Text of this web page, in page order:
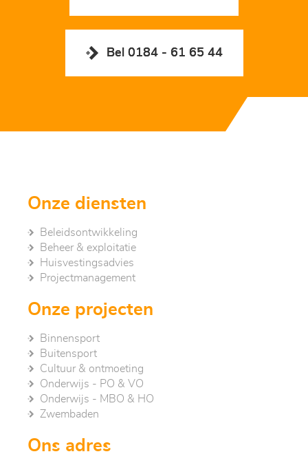
Bel 0184 - 61 65 44
Onze diensten
Beleidsontwikkeling
Beheer & exploitatie
Huisvestingsadvies
Project­management
Onze projecten
Binnensport
Buitensport
Cultuur & ontmoeting
Onderwijs - PO & VO
Onderwijs - MBO & HO
Zwembaden
Ons adres